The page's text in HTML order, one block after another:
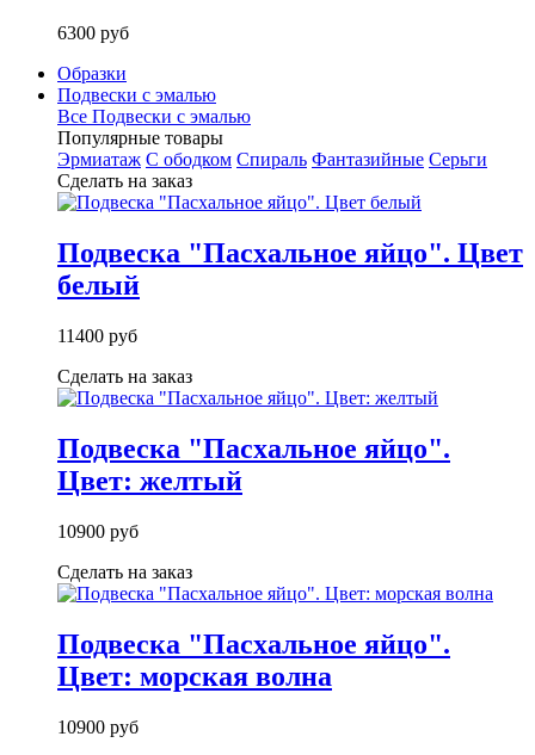
6300 руб
Образки
Подвески с эмалью
Все Подвески с эмалью
Популярные товары
Эрмиатаж С ободком Спираль Фантазийные Серьги
Сделать на заказ
Подвеска "Пасхальное яйцо". Цвет
белый
11400 руб
Сделать на заказ
Подвеска "Пасхальное яйцо".
Цвет: желтый
10900 руб
Сделать на заказ
Подвеска "Пасхальное яйцо".
Цвет: морская волна
10900 руб